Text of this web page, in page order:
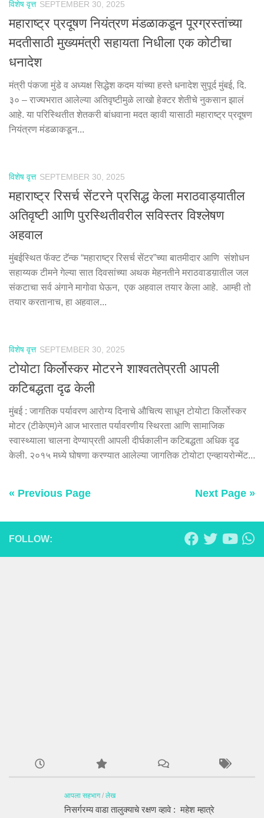
विशेष वृत्त SEPTEMBER 30, 2025
महाराष्ट्र प्रदूषण नियंत्रण मंडळाकडून पूरग्रस्तांच्या
मदतीसाठी मुख्यमंत्री सहायता निधीला एक कोटीचा
धनादेश
मंत्री पंकजा मुंडे व अध्यक्ष सिद्धेश कदम यांच्या हस्ते धनादेश सुपूर्द मुंबई, दि.
३० – राज्यभरात आलेल्या अतिवृष्टीमुळे लाखो हेक्टर शेतीचे नुकसान झालं
आहे. या परिस्थितीत शेतकरी बांधवाना मदत व्हावी यासाठी महाराष्ट्र प्रदूषण
नियंत्रण मंडळाकडून...
विशेष वृत्त SEPTEMBER 30, 2025
महाराष्ट्र रिसर्च सेंटरने प्रसिद्ध केला मराठवाड्यातील
अतिवृष्टी आणि पुरस्थितीवरील सविस्तर विश्लेषण
अहवाल
मुंबईस्थित फॅक्ट टॅन्क “महाराष्ट्र रिसर्च सेंटर”च्या बातमीदार आणि संशोधन
सहाय्यक टीमने गेल्या सात दिवसांच्या अथक मेहनतीने मराठवाडय़ातील जल
संकटाचा सर्व अंगाने मागोवा घेऊन, एक अहवाल तयार केला आहे. आम्ही तो
तयार करतानाच, हा अहवाल...
विशेष वृत्त SEPTEMBER 30, 2025
टोयोटा किर्लोस्‍कर मोटरने शाश्वततेप्रती आपली
कटिबद्धता दृढ केली
मुंबई : जागतिक पर्यावरण आरोग्‍य दिनाचे औचित्‍य साधून टोयोटा किर्लोस्‍कर
मोटर (टीकेएम)ने आज भारतात पर्यावरणीय स्थिरता आणि सामाजिक
स्‍वास्‍थ्‍याला चालना देण्‍याप्रती आपली दीर्घकालीन कटिबद्धता अधिक दृढ
केली. २०१५ मध्‍ये घोषणा करण्‍यात आलेल्‍या जागतिक टोयोटा एन्‍व्‍हायरोन्‍मेंट...
« Previous Page Next Page »
FOLLOW:
आपला सहभाग/ लेख
निसर्गरम्य वाडा तालुक्याचे रक्षण व्हावे : महेश म्हात्रे